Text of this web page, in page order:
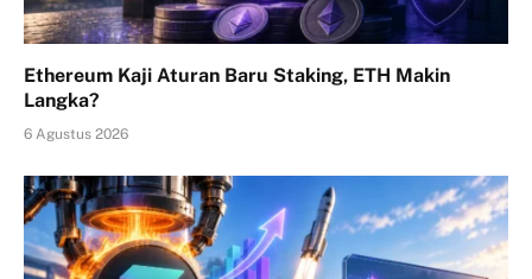
Ethereum Kaji Aturan Baru Staking, ETH Makin
Langka?
6 Agustus 2026